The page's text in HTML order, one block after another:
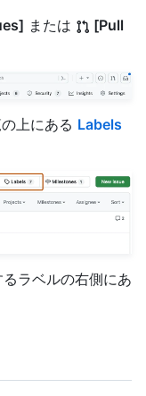
または
[Pull
上にある Labels
ラベルの右側にあ